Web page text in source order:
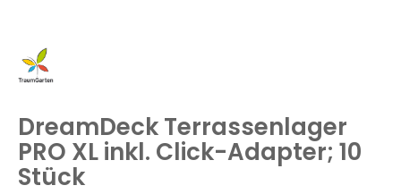
Zum
Anfang
springen
DreamDeck Terrassenlager
PRO XL inkl. Click-Adapter; 10
Stück